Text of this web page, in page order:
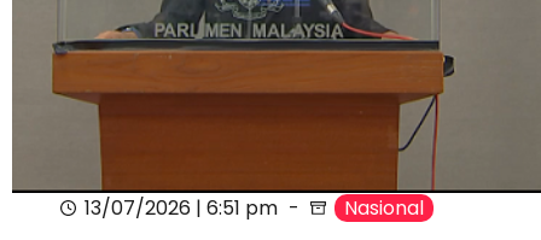
13/07/2026 | 6:51 pm Nasional